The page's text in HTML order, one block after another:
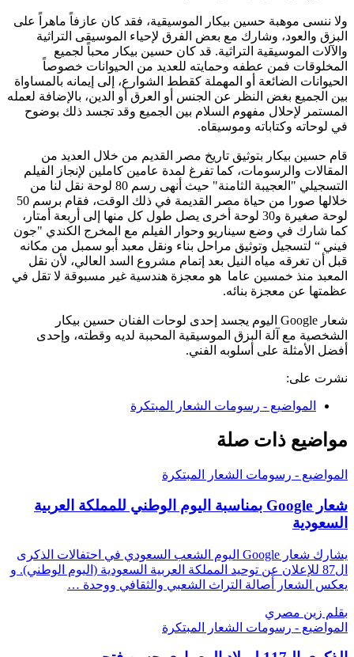
ولا ننسى موهبة حسين بيكار الموسيقية، فقد كان عازفاً ماهراً على
البزق والعود، وشارك مع بعض الفرق لإحياء الموسيقى التراثية
والآلات الموسيقية التراثية. قد كان حسين بيكار محباً لجميع
المخلوقات فمن عطفه وحمايته للعديد من الحيوانات خصوصاً
الحيوانات الضائعة أو المهملة كقطط الشوارع، إلى إيمانه بالمساواة
بين الجميع بغض النظر عن الجنس أو العرق أو الدين، بالإضافة لعمله
المستمر لإحلال مفهوم السلام بين الجميع وقد تجسد ذلك بوضوح
في لوحاته وكتاباته وموسيقاه.
قام حسين بيكار بتوثيق تاريخ مصر القديم من خلال العديد من
المقالات والرسومات، كما تفرغ لمدة عامين كاملين لإنجاز الفيلم
التسجيلي "العجيبة الثامنة" حيث أنهى رسم 80 لوحة نقل لنا من
خلالها صورا من حياة مصر القديمة في ذلك الوقت، فقام برسم 50
لوحة صغيرة و30 لوحة أخرى يصل طول كل منها إلى أربعة أمتار،
كما شارك في وضع سيناريو وحوار الفيلم مع المخرج الكندي "جون
فيني “ لتسجيل وتوثيق مراحل بناء ونقل معبد أبو سمبل من مكانه
قبل أن تغرقه مياه النيل بعد إتمام مشروع السد العالي، لأن نقل
المعبد منذ خمسين عاما هو معجزة هندسية غير مسبوقة لا تقل في
عظمتها عن معجزة بنائه.
شعار Google اليوم يجسد إحدى لوحات الفنان حسين بيكار
الشخصية مع آلة البزق الموسيقية المحببة لديه وقطته، وإحدى
أفضل الأمثلة على أسلوبه الفني.
نشرت على:
المواضيع - رسومات الشعار المبتكرة
مواضيع ذات صلة
المواضيع - رسومات الشعار المبتكرة
شعار Google بمناسبة اليوم الوطني للمملكة العربية
السعودية
يشارك شعار Google اليوم الشعب السعودي في احتفالات الذكرى
ال87 للإعلان عن توحيد المملكة العربية السعودية (اليوم الوطني). و
يعكس الشعار أصالة التراث الشعبي والثقافي ووحدة …
بقلم زين مصري
المواضيع - رسومات الشعار المبتكرة